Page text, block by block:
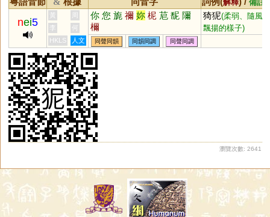
& 解釋 備註
nei5
黃 周 你 您 旎 禰 妳 柅 苨 馜 隬
檷
猗狔(柔弱、隨風
飄揚的樣子)
李
何
HKLS
人文 同聲同韻 同韻同調 同聲同調
瀏覽次數: 2641